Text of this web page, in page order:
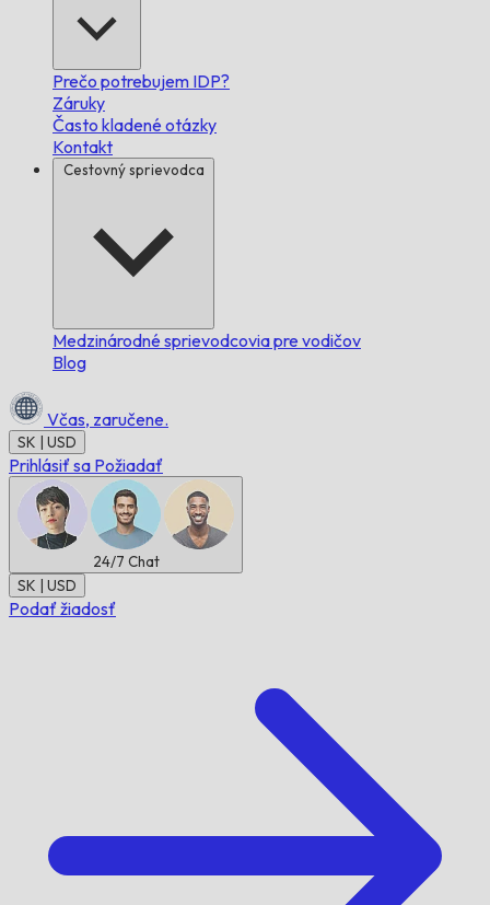
Prečo potrebujem IDP?
Záruky
Často kladené otázky
Kontakt
Cestovný sprievodca
Medzinárodné sprievodcovia pre vodičov
Blog
Včas, zaručene.
SK | USD
Prihlásiť sa Požiadať
24/7 Chat
SK | USD
Podať žiadosť